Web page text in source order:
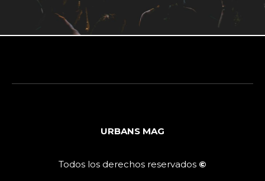
URBANS MAG
Todos los derechos reservados ©